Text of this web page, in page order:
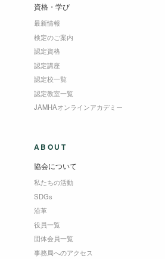
資格・学び
最新情報
検定のご案内
認定資格
認定講座
認定校一覧
認定教室一覧
JAMHAオンラインアカデミー
ABOUT
協会について
私たちの活動
SDGs
沿革
役員一覧
団体会員一覧
事務局へのアクセス